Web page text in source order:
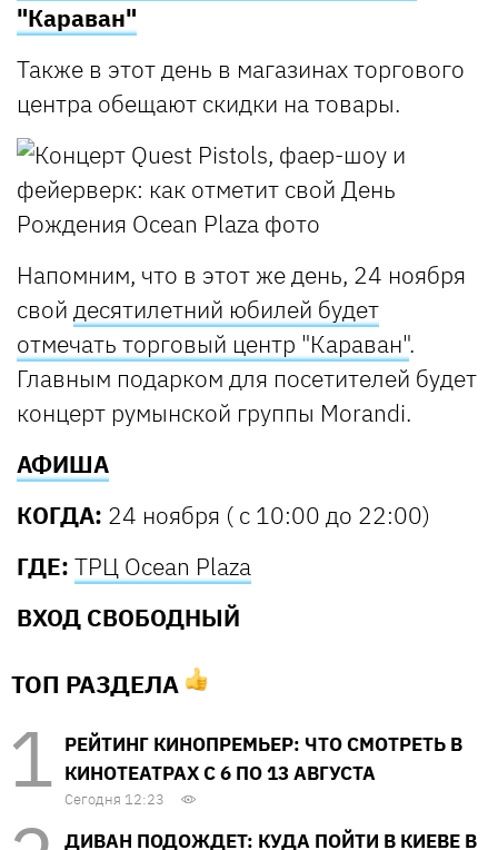
"Караван"
Также в этот день в магазинах торгового
центра обещают скидки на товары.
Напомним, что в этот же день, 24 ноября
свой десятилетний юбилей будет
отмечать торговый центр "Караван".
Главным подарком для посетителей будет
концерт румынской группы Morandi.
АФИША
КОГДА: 24 ноября ( с 10:00 до 22:00)
ГДЕ: ТРЦ Ocean Plaza
ВХОД СВОБОДНЫЙ
ТОП РАЗДЕЛА
РЕЙТИНГ КИНОПРЕМЬЕР: ЧТО СМОТРЕТЬ В
КИНОТЕАТРАХ С 6 ПО 13 АВГУСТА
Сегодня 12:23
ДИВАН ПОДОЖДЕТ: КУДА ПОЙТИ В КИЕВЕ В